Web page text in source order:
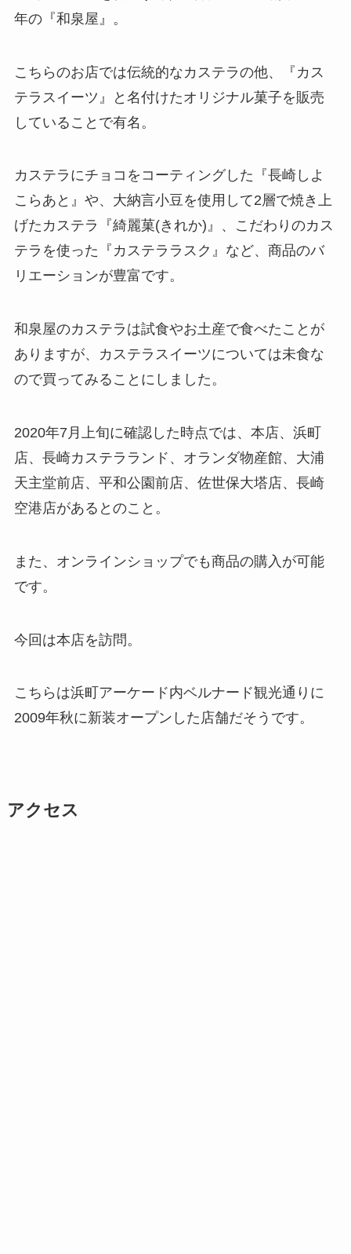
年の『和泉屋』。
こちらのお店では伝統的なカステラの他、『カス
テラスイーツ』と名付けたオリジナル菓子を販売
していることで有名。
カステラにチョコをコーティングした『長崎しよ
こらあと』や、大納言小豆を使用して2層で焼き上
げたカステラ『綺麗菓(きれか)』、こだわりのカス
テラを使った『カステララスク』など、商品のバ
リエーションが豊富です。
和泉屋のカステラは試食やお土産で食べたことが
ありますが、カステラスイーツについては未食な
ので買ってみることにしました。
2020年7月上旬に確認した時点では、本店、浜町
店、長崎カステラランド、オランダ物産館、大浦
天主堂前店、平和公園前店、佐世保大塔店、長崎
空港店があるとのこと。
また、オンラインショップでも商品の購入が可能
です。
今回は本店を訪問。
こちらは浜町アーケード内ベルナード観光通りに
2009年秋に新装オープンした店舗だそうです。
アクセス